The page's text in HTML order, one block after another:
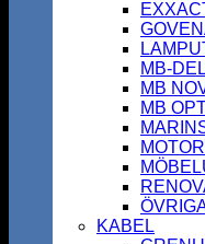
MB-
MB
MB
KABEL